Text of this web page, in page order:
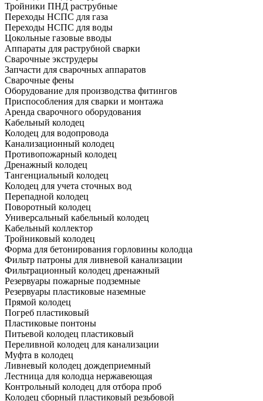
Тройники ПНД раструбные
Переходы НСПС для газа
Переходы НСПС для воды
Цокольные газовые вводы
Аппараты для раструбной сварки
Сварочные экструдеры
Запчасти для сварочных аппаратов
Сварочные фены
Оборудование для производства фитингов
Приспособления для сварки и монтажа
Аренда сварочного оборудования
Кабельный колодец
Колодец для водопровода
Канализационный колодец
Противопожарный колодец
Дренажный колодец
Тангенциальный колодец
Колодец для учета сточных вод
Перепадной колодец
Поворотный колодец
Универсальный кабельный колодец
Кабельный коллектор
Тройниковый колодец
Форма для бетонирования горловины колодца
Фильтр патроны для ливневой канализации
Фильтрационный колодец дренажный
Резервуары пожарные подземные
Резервуары пластиковые наземные
Прямой колодец
Погреб пластиковый
Пластиковые понтоны
Питьевой колодец пластиковый
Переливной колодец для канализации
Муфта в колодец
Ливневый колодец дождеприемный
Лестница для колодца нержавеющая
Контрольный колодец для отбора проб
Колодец сборный пластиковый резьбовой